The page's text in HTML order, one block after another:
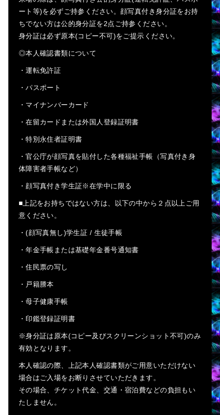
ート等)を必ずご持参ください。顔写真付き身分証をお持
ちでない方は公的身分証を2点ご持参ください。
身分証は必ず原本(コピー不可)をご提示ください。
◎本人確認書類について
・運転免許証
・パスポート
・マイナンバーカード
・在留カードまたは外国人登録証明書
・特別永住者証明書
・官公庁が顔写真を貼付した各種福祉手帳（写真付き身
体障害者手帳など）
・顔写真付き学生証※在学中に限る
■上記をお持ちではない方は、以下の中から２点以上ご用
意ください。
・(顔写真無し)学生証 / 生徒手帳
・年金手帳または基礎年金番号通知書
・住民票の写し
・戸籍謄本
・母子健康手帳
・印鑑登録証明書
※身分証は原本(コピー及びスクリーンショット不可)のみ
有効となります。
本人確認の際、上記本人確認書類がご用意いただけない
場合はご入場をお断りさせていただきます。
その場合、チケット代金、交通・宿泊費などの負担もい
たしません。